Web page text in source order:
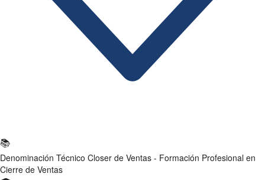
📚
Denominación Técnico Closer de Ventas - Formación Profesional en
Cierre de Ventas